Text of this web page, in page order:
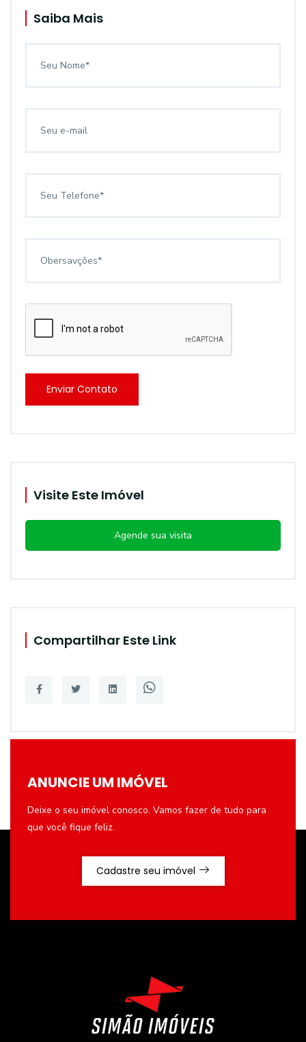
Saiba Mais
Enviar Contato
Visite Este Imóvel
Agende sua visita
Compartilhar Este Link
ANUNCIE UM IMÓVEL
Deixe o seu imóvel conosco. Vamos fazer de tudo para
que você fique feliz.
Cadastre seu imóvel